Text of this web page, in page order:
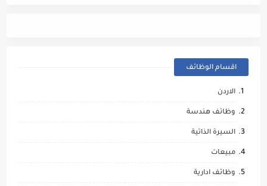
اقسام الوظائف
الاردن
وظائف هندسة
السيرة الذاتية
مبيعات
وظائف ادارية